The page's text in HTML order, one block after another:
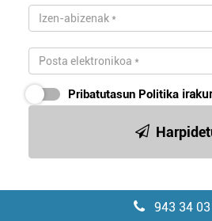
Pribatutasun Politika
943 34